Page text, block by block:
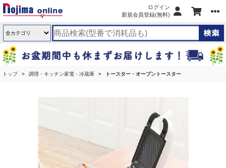
ログイン
新規会員登録(無料)
トップ 調理・キッチン家電・冷蔵庫 トースター・オーブントースター